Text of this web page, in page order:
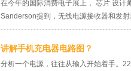
在今年的国际消费电子展上， 芯片 设
Sanderson提到，无线电源接收器和
讲解手机充电器电路图？
分析一个电源，往往从输入开始着手。